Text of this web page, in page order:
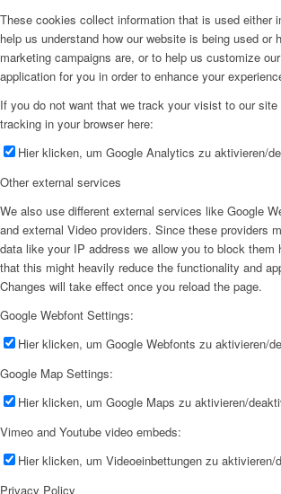
These cookies collect information that is used either
help us understand how our website is being used or
marketing campaigns are, or to help us customize
application for you in order to enhance your
If you do not want that we track your visist to our
tracking in your browser here:
Hier klicken, um Google Analytics zu aktivieren/
Other external services
We also use different external services like Google
and external Video providers. Since these providers
data like your IP address we allow you to block them
that this might heavily reduce the functionality and
Changes will take effect once you reload the page.
Google Webfont Settings:
Hier klicken, um Google Webfonts zu aktivieren/
Google Map Settings:
Hier klicken, um Google Maps zu aktivieren/
Vimeo and Youtube video embeds:
Hier klicken, um Videoeinbettungen zu aktivieren/
Privacy Policy